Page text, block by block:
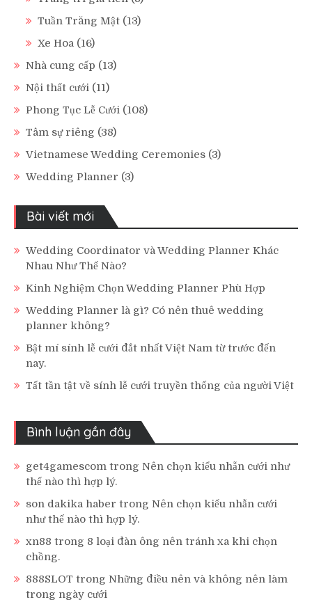
Tuần Trăng Mật (13)
Xe Hoa (16)
Nhà cung cấp (13)
Nội thất cưới (11)
Phong Tục Lễ Cưới (108)
Tâm sự riêng (38)
Vietnamese Wedding Ceremonies (3)
Wedding Planner (3)
Bài viết mới
Wedding Coordinator và Wedding Planner Khác
Nhau Như Thế Nào?
Kinh Nghiệm Chọn Wedding Planner Phù Hợp
Wedding Planner là gì? Có nên thuê wedding
planner không?
Bật mí sính lễ cưới đắt nhất Việt Nam từ trước đến
nay.
Tất tần tật về sính lễ cưới truyền thống của người Việt
Bình luận gần đây
get4gamescom trong Nên chọn kiểu nhẫn cưới như
thế nào thì hợp lý.
son dakika haber trong Nên chọn kiểu nhẫn cưới
như thế nào thì hợp lý.
xn88 trong 8 loại đàn ông nên tránh xa khi chọn
chồng.
888SLOT trong Những điều nên và không nên làm
trong ngày cưới